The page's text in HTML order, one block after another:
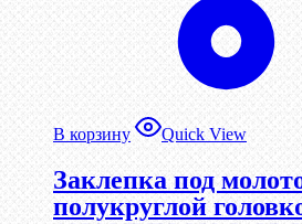
В корзину Quick View
Заклепка под
полукруглой